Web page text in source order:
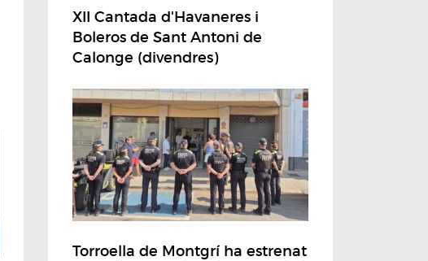
XII Cantada d'Havaneres i
Boleros de Sant Antoni de
Calonge (divendres)
Torroella de Montgrí ha estrenat